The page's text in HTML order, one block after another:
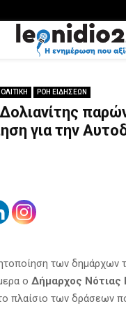
ΡΟΗ ΕΙΔΗΣΕΩΝ
για την
των δημάρχων
ο Δήμαρχος Νότιας
πλαίσιο των δράσεων